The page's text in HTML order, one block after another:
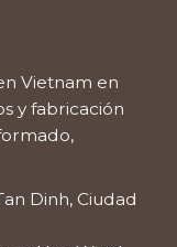
Vietnam en
y fabricación
Dinh, Ciudad